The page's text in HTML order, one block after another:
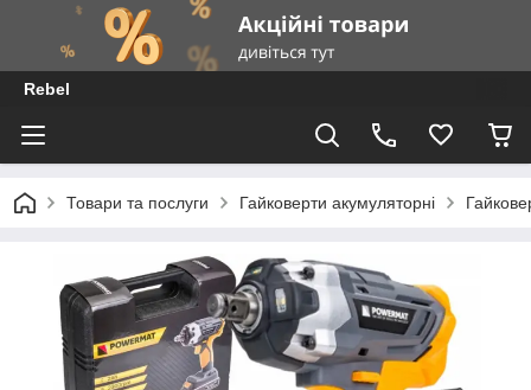
Rebel
Товари та послуги Гайковерти акумуляторні